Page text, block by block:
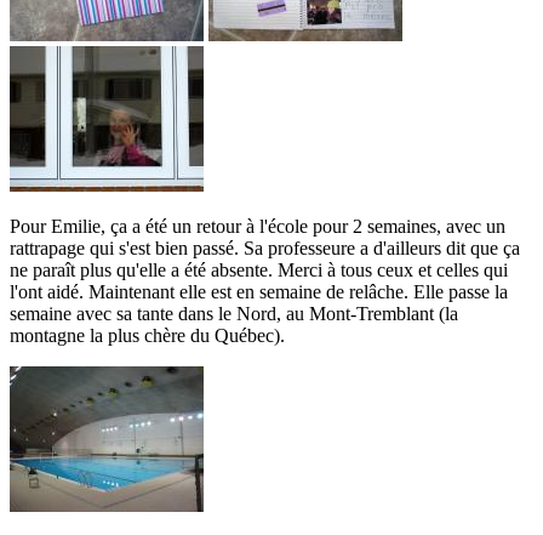
Pour Emilie, ça a été un retour à l'école pour 2 semaines, avec un
rattrapage qui s'est bien passé. Sa professeure a d'ailleurs dit que ça
ne paraît plus qu'elle a été absente. Merci à tous ceux et celles qui
l'ont aidé. Maintenant elle est en semaine de relâche. Elle passe la
semaine avec sa tante dans le Nord, au Mont-Tremblant (la
montagne la plus chère du Québec).